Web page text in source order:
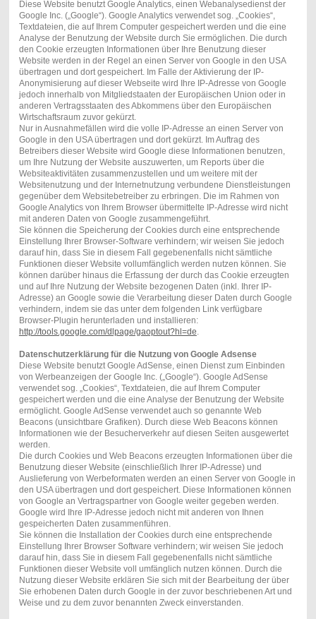
Diese Website benutzt Google Analytics, einen Webanalysedienst der
Google Inc. („Google“). Google Analytics verwendet sog. „Cookies“,
Textdateien, die auf Ihrem Computer gespeichert werden und die eine
Analyse der Benutzung der Website durch Sie ermöglichen. Die durch
den Cookie erzeugten Informationen über Ihre Benutzung dieser
Website werden in der Regel an einen Server von Google in den USA
übertragen und dort gespeichert. Im Falle der Aktivierung der IP-
Anonymisierung auf dieser Webseite wird Ihre IP-Adresse von Google
jedoch innerhalb von Mitgliedstaaten der Europäischen Union oder in
anderen Vertragsstaaten des Abkommens über den Europäischen
Wirtschaftsraum zuvor gekürzt.
Nur in Ausnahmefällen wird die volle IP-Adresse an einen Server von
Google in den USA übertragen und dort gekürzt. Im Auftrag des
Betreibers dieser Website wird Google diese Informationen benutzen,
um Ihre Nutzung der Website auszuwerten, um Reports über die
Websiteaktivitäten zusammenzustellen und um weitere mit der
Websitenutzung und der Internetnutzung verbundene Dienstleistungen
gegenüber dem Websitebetreiber zu erbringen. Die im Rahmen von
Google Analytics von Ihrem Browser übermittelte IP-Adresse wird nicht
mit anderen Daten von Google zusammengeführt.
Sie können die Speicherung der Cookies durch eine entsprechende
Einstellung Ihrer Browser-Software verhindern; wir weisen Sie jedoch
darauf hin, dass Sie in diesem Fall gegebenenfalls nicht sämtliche
Funktionen dieser Website vollumfänglich werden nutzen können. Sie
können darüber hinaus die Erfassung der durch das Cookie erzeugten
und auf Ihre Nutzung der Website bezogenen Daten (inkl. Ihrer IP-
Adresse) an Google sowie die Verarbeitung dieser Daten durch Google
verhindern, indem sie das unter dem folgenden Link verfügbare
Browser-Plugin herunterladen und installieren:
http://tools.google.com/dlpage/gaoptout?hl=de
Datenschutzerklärung für die Nutzung von Google Adsense
Diese Website benutzt Google AdSense, einen Dienst zum Einbinden
von Werbeanzeigen der Google Inc. („Google“). Google AdSense
verwendet sog. „Cookies“, Textdateien, die auf Ihrem Computer
gespeichert werden und die eine Analyse der Benutzung der Website
ermöglicht. Google AdSense verwendet auch so genannte Web
Beacons (unsichtbare Grafiken). Durch diese Web Beacons können
Informationen wie der Besucherverkehr auf diesen Seiten ausgewertet
werden.
Die durch Cookies und Web Beacons erzeugten Informationen über die
Benutzung dieser Website (einschließlich Ihrer IP-Adresse) und
Auslieferung von Werbeformaten werden an einen Server von Google in
den USA übertragen und dort gespeichert. Diese Informationen können
von Google an Vertragspartner von Google weiter gegeben werden.
Google wird Ihre IP-Adresse jedoch nicht mit anderen von Ihnen
gespeicherten Daten zusammenführen.
Sie können die Installation der Cookies durch eine entsprechende
Einstellung Ihrer Browser Software verhindern; wir weisen Sie jedoch
darauf hin, dass Sie in diesem Fall gegebenenfalls nicht sämtliche
Funktionen dieser Website voll umfänglich nutzen können. Durch die
Nutzung dieser Website erklären Sie sich mit der Bearbeitung der über
Sie erhobenen Daten durch Google in der zuvor beschriebenen Art und
Weise und zu dem zuvor benannten Zweck einverstanden.